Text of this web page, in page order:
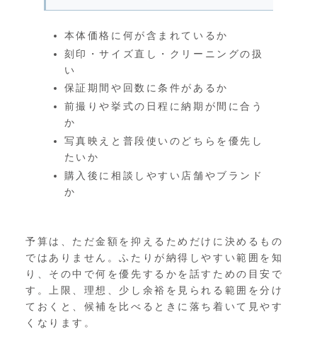
本体価格に何が含まれているか
刻印・サイズ直し・クリーニングの扱
い
保証期間や回数に条件があるか
前撮りや挙式の日程に納期が間に合う
か
写真映えと普段使いのどちらを優先し
たいか
購入後に相談しやすい店舗やブランド
か
予算は、ただ金額を抑えるためだけに決めるもの
ではありません。ふたりが納得しやすい範囲を知
り、その中で何を優先するかを話すための目安で
す。上限、理想、少し余裕を見られる範囲を分け
ておくと、候補を比べるときに落ち着いて見やす
くなります。